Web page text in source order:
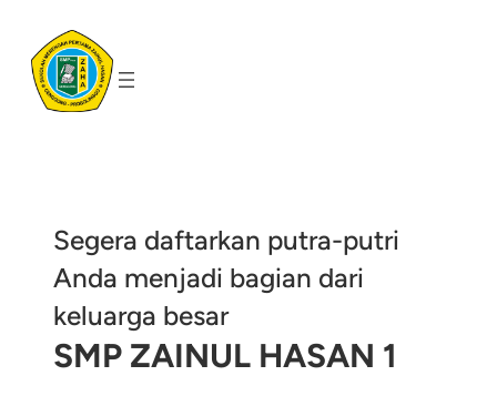
content
Segera daftarkan putra-putri
Anda menjadi bagian dari
keluarga besar
SMP ZAINUL HASAN 1